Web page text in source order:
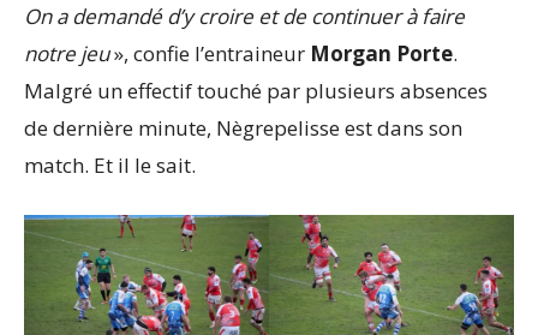
On a demandé d’y croire et de continuer à faire
notre jeu», confie l’entraineur Morgan Porte.
Malgré un effectif touché par plusieurs absences
de dernière minute, Nègrepelisse est dans son
match. Et il le sait.